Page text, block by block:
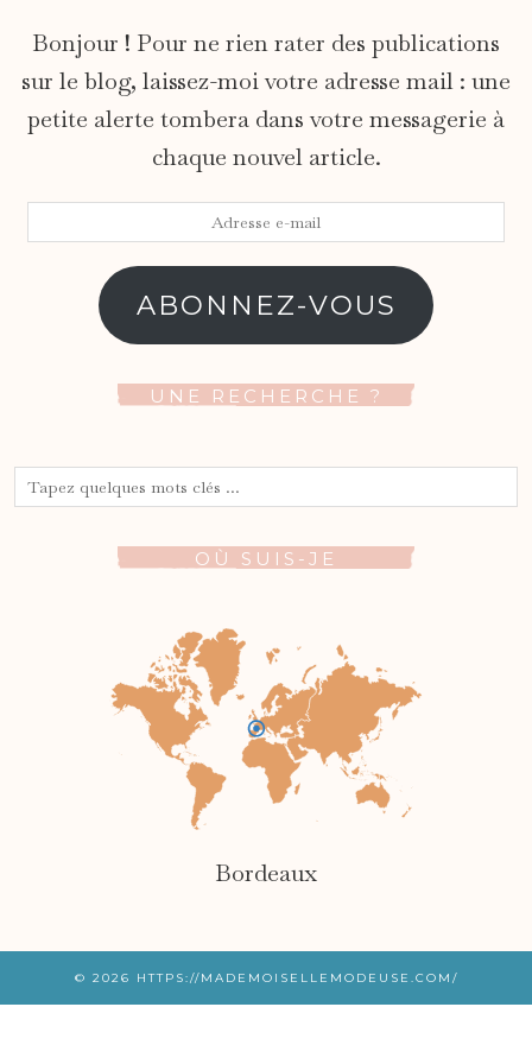
Bonjour ! Pour ne rien rater des publications
sur le blog, laissez-moi votre adresse mail : une
petite alerte tombera dans votre messagerie à
chaque nouvel article.
ABONNEZ-VOUS
UNE RECHERCHE ?
OÙ SUIS-JE
Bordeaux
© 2026 HTTPS://MADEMOISELLEMODEUSE.COM/